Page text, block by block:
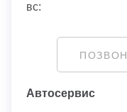
вс:
Автосервис